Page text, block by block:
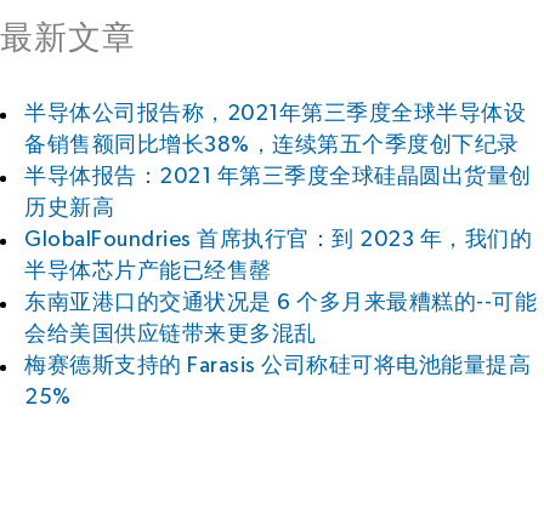
最新文章
半导体公司报告称，2021年第三季度全球半导体设
备销售额同比增长38%，连续第五个季度创下纪录
半导体报告：2021 年第三季度全球硅晶圆出货量创
历史新高
GlobalFoundries 首席执行官：到 2023 年，我们的
半导体芯片产能已经售罄
东南亚港口的交通状况是 6 个多月来最糟糕的--可能
会给美国供应链带来更多混乱
梅赛德斯支持的 Farasis 公司称硅可将电池能量提高
25%